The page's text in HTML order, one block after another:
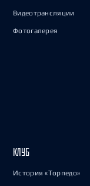
Видеотрансляции
Фотогалерея
КЛУБ
История «Торпедо»